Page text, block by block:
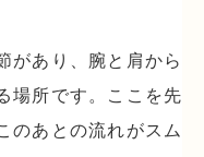
があり、腕と肩から
場所です。ここを先
のあとの流れがスム